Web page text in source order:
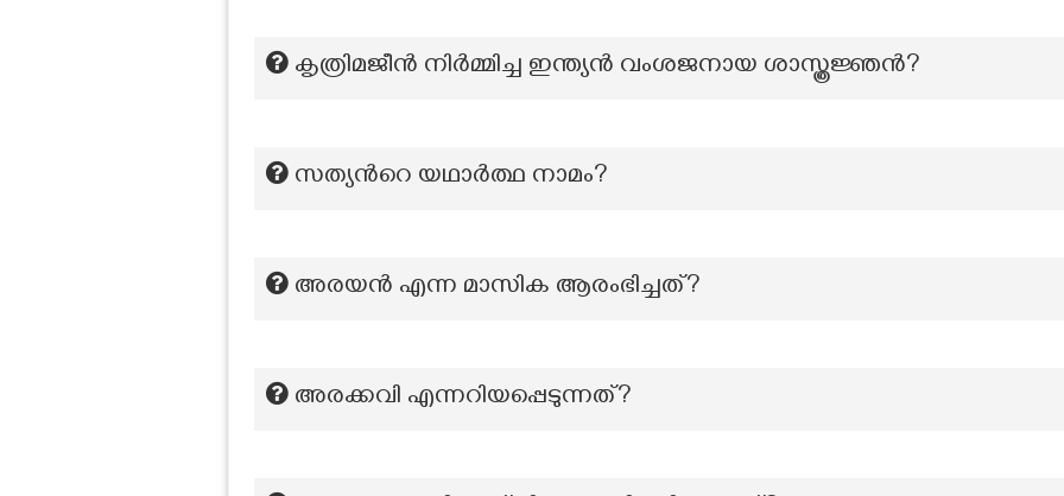
കൃത്രിമജീൻ നിർമ്മിച്ച ഇന്ത്യൻ വംശജനായ ശാസ്ത്രജ്ഞൻ?
സത്യന്‍റെ യഥാർത്ഥ നാമം?
അരയന്‍ എന്ന മാസിക ആരംഭിച്ചത്?
അരക്കവി എന്നറിയപ്പെടുന്നത്?